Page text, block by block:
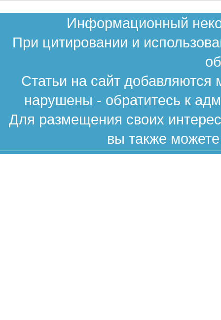
Информационный
При цитировании и
Статьи на сайт
нарушены - обратитесь к
Для размещения своих
вы также